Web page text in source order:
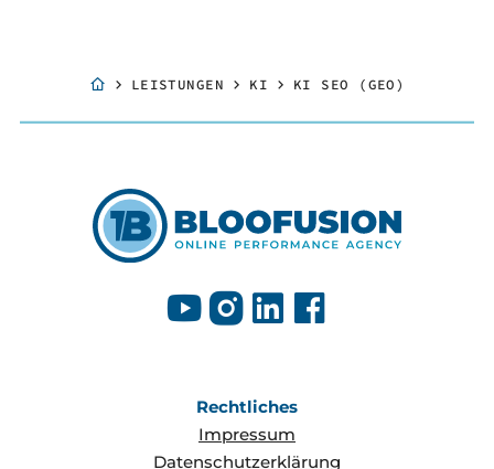
LEISTUNGEN KI KI SEO (GEO)
Rechtliches
Impressum
Datenschutzerklärung